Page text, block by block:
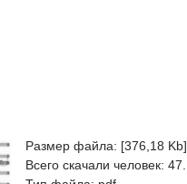
Размер файла: [376,18 Kb].
Всего скачали человек: 47.